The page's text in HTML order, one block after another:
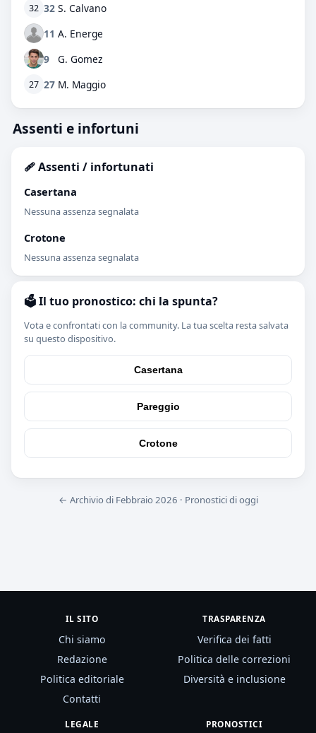
32 32 S. Calvano
11 A. Energe
9
G. Gomez
27 27 M. Maggio
Assenti e infortuni
🩹 Assenti / infortunati
Casertana
Nessuna assenza segnalata
Crotone
Nessuna assenza segnalata
🗳️ Il tuo pronostico: chi la spunta?
Vota e confrontati con la community. La tua scelta resta salvata
su questo dispositivo.
Casertana
Pareggio
Crotone
← Archivio di Febbraio 2026 · Pronostici di oggi
IL SITO
Chi siamo
Redazione
Politica editoriale
Contatti
TRASPARENZA
Verifica dei fatti
Politica delle correzioni
Diversità e inclusione
LEGALE PRONOSTICI